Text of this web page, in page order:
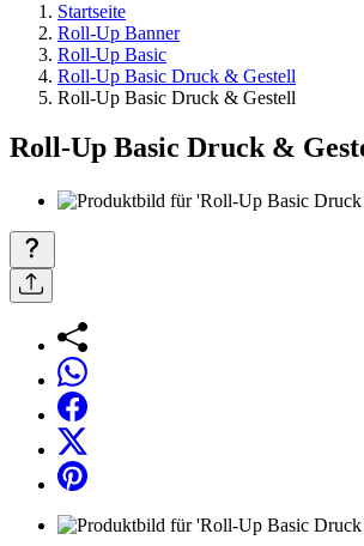
Startseite
Roll-Up Banner
Roll-Up Basic
Roll-Up Basic Druck & Gestell
Roll-Up Basic Druck & Gestell
Roll-Up Basic Druck &